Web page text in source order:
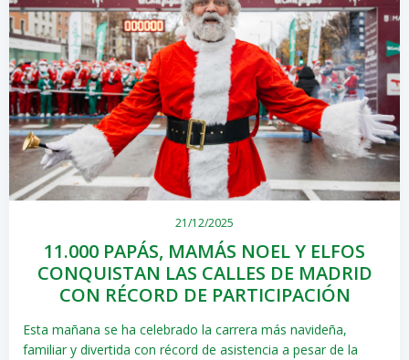
21/12/2025
11.000 PAPÁS, MAMÁS NOEL Y ELFOS
CONQUISTAN LAS CALLES DE MADRID
CON RÉCORD DE PARTICIPACIÓN
Esta mañana se ha celebrado la carrera más navideña,
familiar y divertida con récord de asistencia a pesar de la